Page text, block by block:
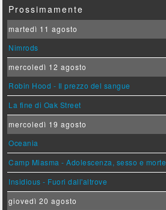
Prossimamente
martedì 11 agosto
Nimrods
mercoledì 12 agosto
Robin Hood - Il prezzo del sangue
La fine di Oak Street
mercoledì 19 agosto
Oceania
Camp Miasma - Adolescenza, sesso e morte
Insidious - Fuori dall'altrove
giovedì 20 agosto